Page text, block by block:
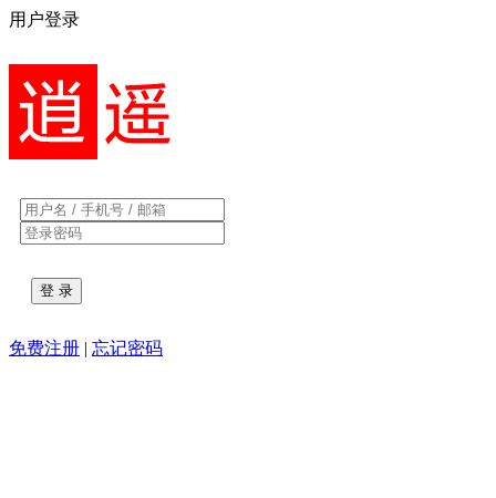
用户登录
免费注册 | 忘记密码